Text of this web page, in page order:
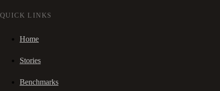
QUICK LINKS
Home
Stories
Benchmarks